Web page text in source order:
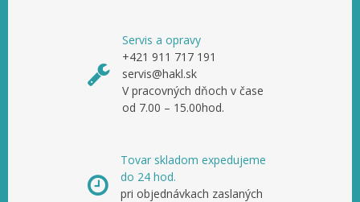
Servis a opravy
+421 911 717 191
servis@hakl.sk
V pracovných dňoch v čase
od 7.00 – 15.00hod.
Tovar skladom expedujeme
do 24 hod.
pri objednávkach zaslaných